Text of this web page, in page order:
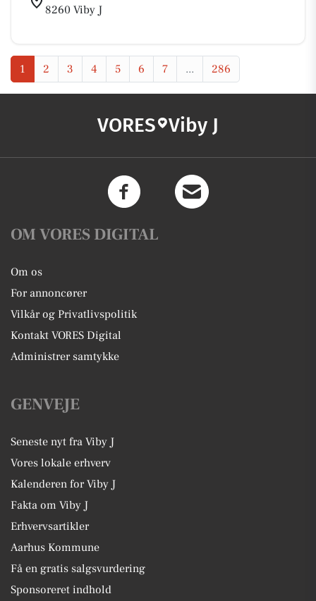
8260 Viby J
1 2 3 4 5 6 7 ... 286
VORES Viby J
OM VORES DIGITAL
Om os
For annoncører
Vilkår og Privatlivspolitik
Kontakt VORES Digital
Administrer samtykke
GENVEJE
Seneste nyt fra Viby J
Vores lokale erhverv
Kalenderen for Viby J
Fakta om Viby J
Erhvervsartikler
Aarhus Kommune
Få en gratis salgsvurdering
Sponsoreret indhold